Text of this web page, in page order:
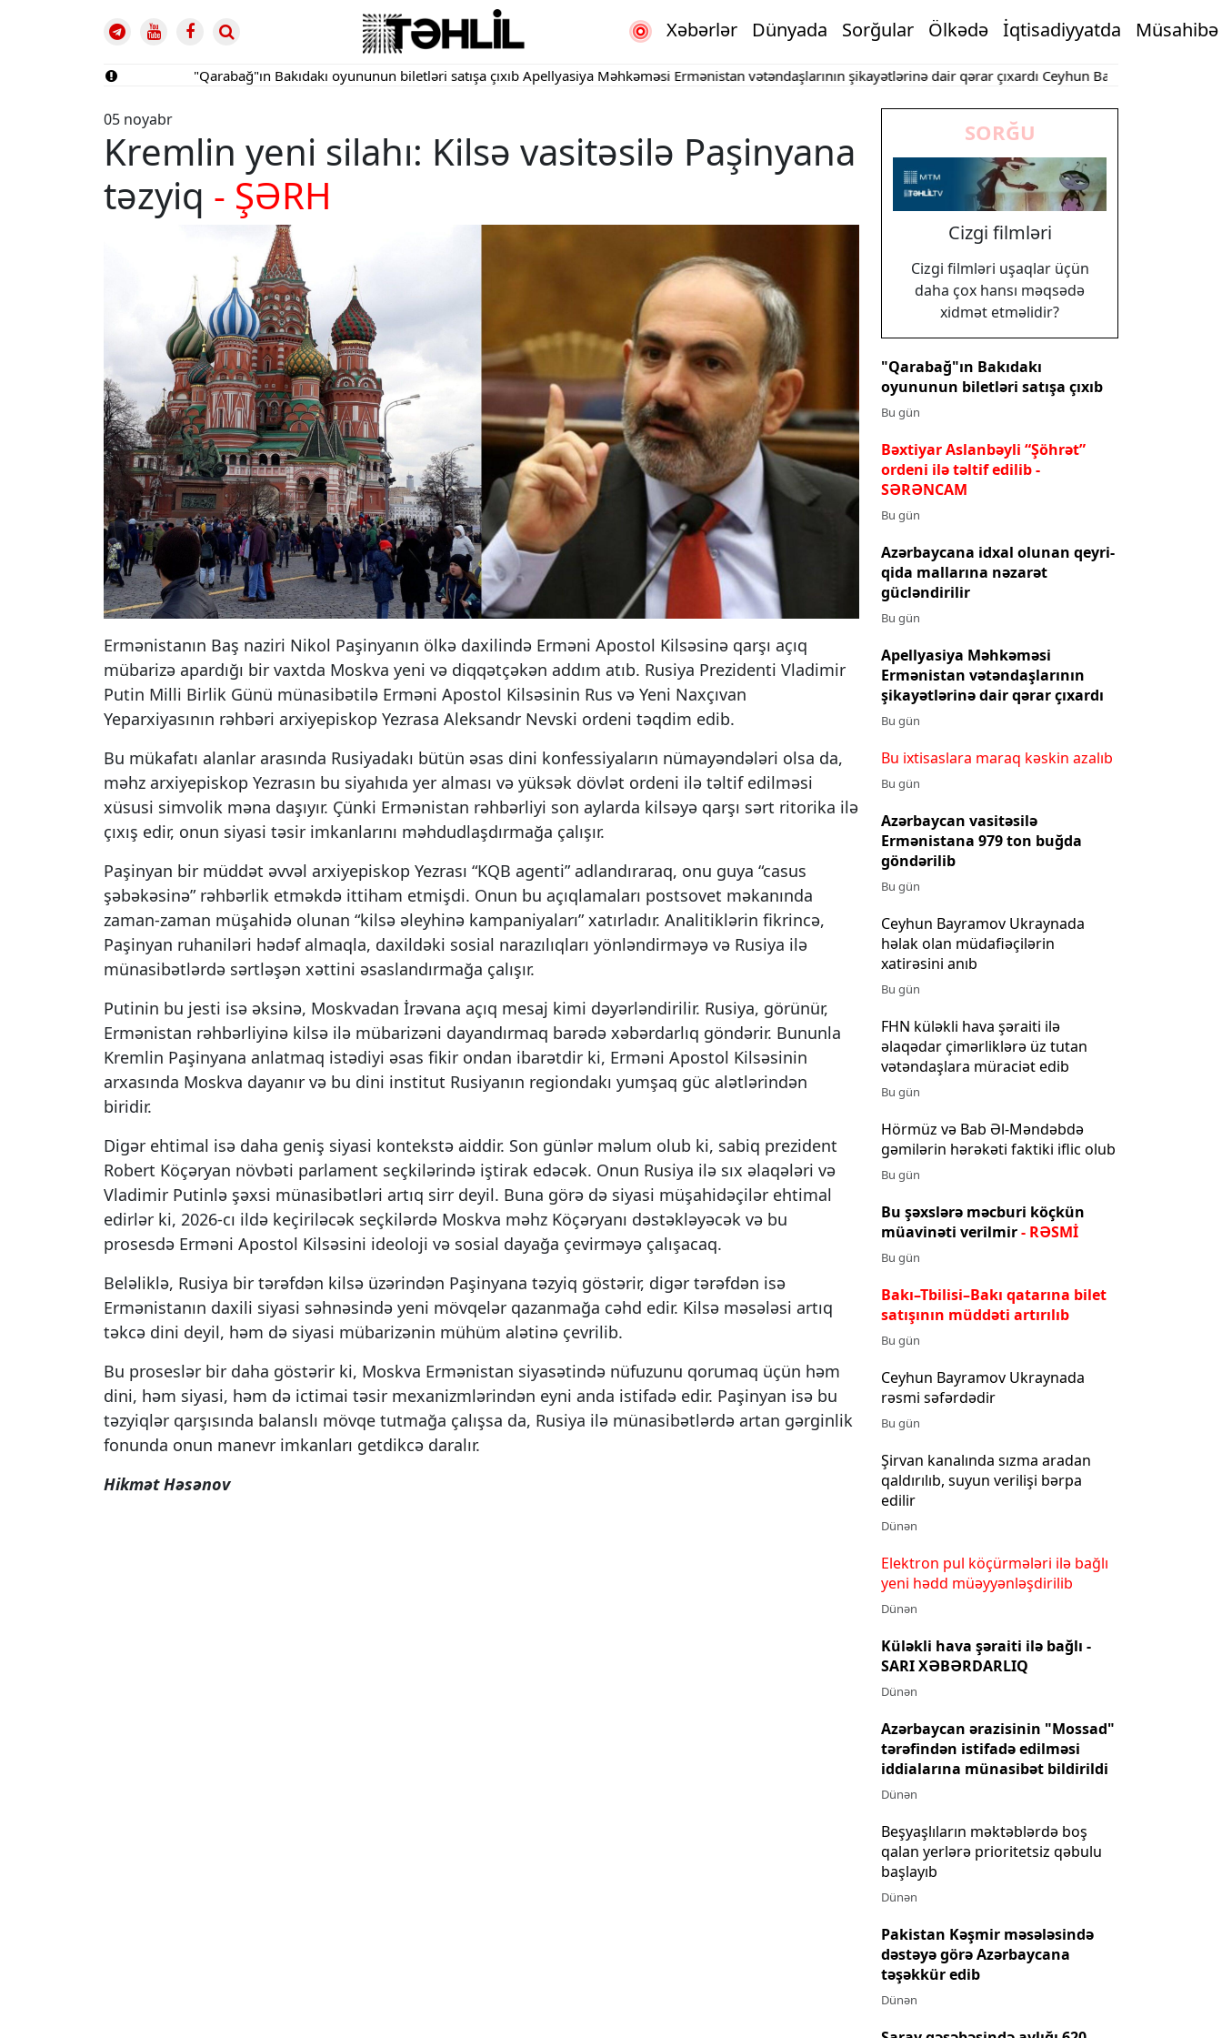
Xəbərlər Dünyada Sorğular Ölkədə İqtisadiyyatda Müsahibə
"Qarabağ"ın Bakıdakı oyununun biletləri satışa çıxıb Apellyasiya Məhkəməsi Ermənistan vətəndaşlarının şikayətlərinə dair qərar çıxardı Ceyhun Bayramov Ukraynada
05 noyabr
Kremlin yeni silahı: Kilsə vasitəsilə Paşinyana
təzyiq - ŞƏRH
Ermənistanın Baş naziri Nikol Paşinyanın ölkə daxilində Erməni Apostol Kilsəsinə qarşı açıq
mübarizə apardığı bir vaxtda Moskva yeni və diqqətçəkən addım atıb. Rusiya Prezidenti Vladimir
Putin Milli Birlik Günü münasibətilə Erməni Apostol Kilsəsinin Rus və Yeni Naxçıvan
Yeparxiyasının rəhbəri arxiyepiskop Yezrasa Aleksandr Nevski ordeni təqdim edib.
Bu mükafatı alanlar arasında Rusiyadakı bütün əsas dini konfessiyaların nümayəndələri olsa da,
məhz arxiyepiskop Yezrasın bu siyahıda yer alması və yüksək dövlət ordeni ilə təltif edilməsi
xüsusi simvolik məna daşıyır. Çünki Ermənistan rəhbərliyi son aylarda kilsəyə qarşı sərt ritorika ilə
çıxış edir, onun siyasi təsir imkanlarını məhdudlaşdırmağa çalışır.
Paşinyan bir müddət əvvəl arxiyepiskop Yezrası “KQB agenti” adlandıraraq, onu guya “casus
şəbəkəsinə” rəhbərlik etməkdə ittiham etmişdi. Onun bu açıqlamaları postsovet məkanında
zaman-zaman müşahidə olunan “kilsə əleyhinə kampaniyaları” xatırladır. Analitiklərin fikrincə,
Paşinyan ruhaniləri hədəf almaqla, daxildəki sosial narazılıqları yönləndirməyə və Rusiya ilə
münasibətlərdə sərtləşən xəttini əsaslandırmağa çalışır.
Putinin bu jesti isə əksinə, Moskvadan İrəvana açıq mesaj kimi dəyərləndirilir. Rusiya, görünür,
Ermənistan rəhbərliyinə kilsə ilə mübarizəni dayandırmaq barədə xəbərdarlıq göndərir. Bununla
Kremlin Paşinyana anlatmaq istədiyi əsas fikir ondan ibarətdir ki, Erməni Apostol Kilsəsinin
arxasında Moskva dayanır və bu dini institut Rusiyanın regiondakı yumşaq güc alətlərindən
biridir.
Digər ehtimal isə daha geniş siyasi kontekstə aiddir. Son günlər məlum olub ki, sabiq prezident
Robert Köçəryan növbəti parlament seçkilərində iştirak edəcək. Onun Rusiya ilə sıx əlaqələri və
Vladimir Putinlə şəxsi münasibətləri artıq sirr deyil. Buna görə də siyasi müşahidəçilər ehtimal
edirlər ki, 2026-cı ildə keçiriləcək seçkilərdə Moskva məhz Köçəryanı dəstəkləyəcək və bu
prosesdə Erməni Apostol Kilsəsini ideoloji və sosial dayağa çevirməyə çalışacaq.
Beləliklə, Rusiya bir tərəfdən kilsə üzərindən Paşinyana təzyiq göstərir, digər tərəfdən isə
Ermənistanın daxili siyasi səhnəsində yeni mövqelər qazanmağa cəhd edir. Kilsə məsələsi artıq
təkcə dini deyil, həm də siyasi mübarizənin mühüm alətinə çevrilib.
Bu proseslər bir daha göstərir ki, Moskva Ermənistan siyasətində nüfuzunu qorumaq üçün həm
dini, həm siyasi, həm də ictimai təsir mexanizmlərindən eyni anda istifadə edir. Paşinyan isə bu
təzyiqlər qarşısında balanslı mövqe tutmağa çalışsa da, Rusiya ilə münasibətlərdə artan gərginlik
fonunda onun manevr imkanları getdikcə daralır.
Hikmət Həsənov
SORĞU
Cizgi filmləri
Cizgi filmləri uşaqlar üçün
daha çox hansı məqsədə
xidmət etməlidir?
"Qarabağ"ın Bakıdakı
oyununun biletləri satışa çıxıb
Bu gün
Bəxtiyar Aslanbəyli “Şöhrət”
ordeni ilə təltif edilib-
SƏRƏNCAM
Bu gün
Azərbaycana idxal olunan qeyri-
qida mallarına nəzarət
gücləndirilir
Bu gün
Apellyasiya Məhkəməsi
Ermənistan vətəndaşlarının
şikayətlərinə dair qərar çıxardı
Bu gün
Bu ixtisaslara maraq kəskin azalıb
Bu gün
Azərbaycan vasitəsilə
Ermənistana 979 ton buğda
göndərilib
Bu gün
Ceyhun Bayramov Ukraynada
həlak olan müdafiəçilərin
xatirəsini anıb
Bu gün
FHN küləkli hava şəraiti ilə
əlaqədar çimərliklərə üz tutan
vətəndaşlara müraciət edib
Bu gün
Hörmüz və Bab Əl-Məndəbdə
gəmilərin hərəkəti faktiki iflic olub
Bu gün
Bu şəxslərə məcburi köçkün
müavinəti verilmir- RƏSMİ
Bu gün
Bakı–Tbilisi–Bakı qatarına bilet
satışının müddəti artırılıb
Bu gün
Ceyhun Bayramov Ukraynada
rəsmi səfərdədir
Bu gün
Şirvan kanalında sızma aradan
qaldırılıb, suyun verilişi bərpa
edilir
Dünən
Elektron pul köçürmələri ilə bağlı
yeni hədd müəyyənləşdirilib
Dünən
Küləkli hava şəraiti ilə bağlı -
SARI XƏBƏRDARLIQ
Dünən
Azərbaycan ərazisinin "Mossad"
tərəfindən istifadə edilməsi
iddialarına münasibət bildirildi
Dünən
Beşyaşlıların məktəblərdə boş
qalan yerlərə prioritetsiz qəbulu
başlayıb
Dünən
Pakistan Kəşmir məsələsində
dəstəyə görə Azərbaycana
təşəkkür edib
Dünən